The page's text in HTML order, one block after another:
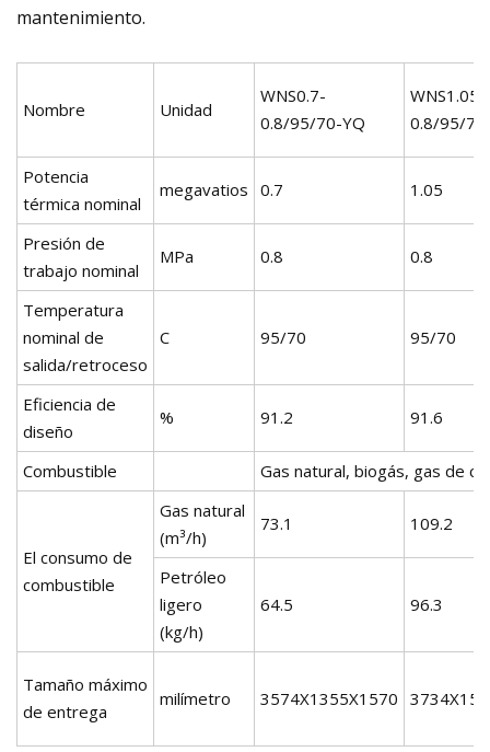
mantenimiento.
Nombre Unidad
WNS0.7-
0.8/95/70-YQ
WNS1.05-
0.8/95/
Potencia
térmica nominal
megavatios 0.7 1.05
Presión de
trabajo nominal
MPa 0.8 0.8
Temperatura
nominal de
salida/retroceso
C 95/70 95/70
Eficiencia de
diseño
% 91.2 91.6
Combustible Gas natural, biogás, gas de
El consumo de
combustible
Gas natural
(m³/h)
73.1 109.2
Petróleo
ligero
(kg/h)
64.5 96.3
Tamaño máximo
de entrega
milímetro 3574X1355X1570